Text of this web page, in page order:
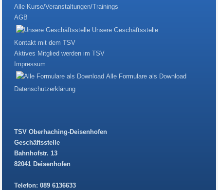
Alle Kurse/Veranstaltungen/Trainings
AGB
Unsere Geschäftsstelle
Kontakt mit dem TSV
Aktives Mitglied werden im TSV
Impressum
Alle Formulare als Download
Datenschutzerklärung
TSV Oberhaching-Deisenhofen
Geschäftsstelle
Bahnhofstr. 13
82041 Deisenhofen
Telefon: 089 6136633